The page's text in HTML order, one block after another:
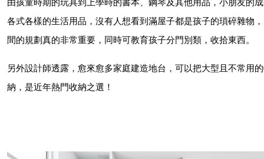
由孩童時期的玩具到上學時的書本、鋼琴及其他用品，小朋友的
各式各樣的生活用品，沒有人想看到滿屋子都是孩子的瑣碎雜物
間的規劃真的非常重要，同時可教育孩子分門別類，收拾東西。
另外設計師透露，愈來愈多家庭建造地台，可以把大型且不常用
納，是近年熱門收納之選！